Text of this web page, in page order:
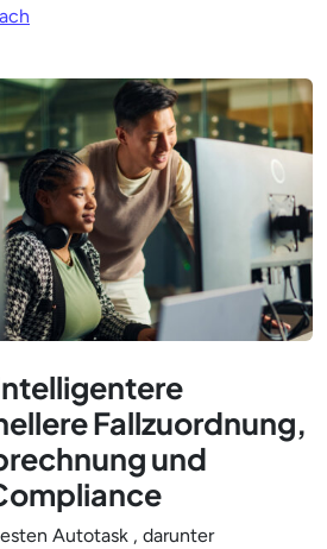
Fallzuordnung,
und
Autotask , darunter